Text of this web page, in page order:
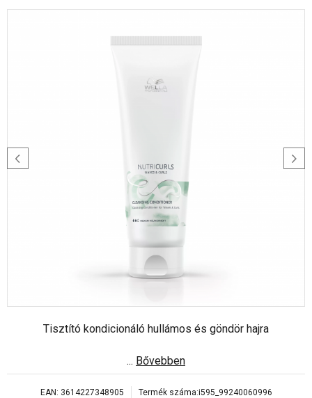
Tisztító kondicionáló hullámos és göndör hajra
... Bővebben
EAN: 3614227348905 Termék száma:i595_99240060996